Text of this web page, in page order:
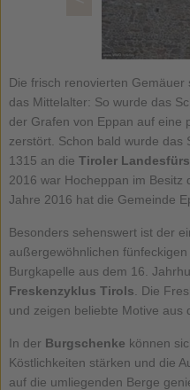
Die frisch renovierten
das Mittelalter: So wurde das
der Grafen von Eppan auf eine
zerstört. Schon bald wurde das
1315 an die Tiroler
2016 war Hocheppan im Besitz
Jahre 2016 hat die Gemeinde
Besonders sehenswert ist der
außergewöhnlichen
Burgkapelle aus dem 16.
Freskenzyklus Tirols . Die
und zeigen beliebte Motive aus
In der Burgschenke können
Köstlichkeiten stärken und die
auf die umliegenden Berge